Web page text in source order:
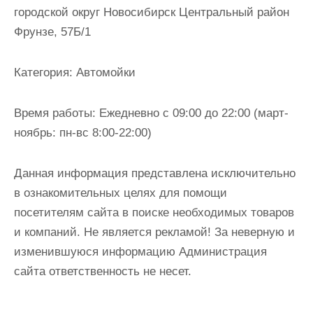
городской округ Новосибирск Центральный район
Фрунзе, 57Б/1
Категория: Автомойки
Время работы: Ежедневно с 09:00 до 22:00 (март-
ноябрь: пн-вс 8:00-22:00)
Данная информация представлена исключительно
в ознакомительных целях для помощи
посетителям сайта в поиске необходимых товаров
и компаний. Не является рекламой! За неверную и
изменившуюся информацию Администрация
сайта ответственность не несет.